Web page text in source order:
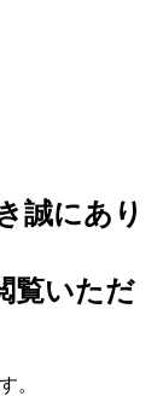
誠にあり
覧いただ
。